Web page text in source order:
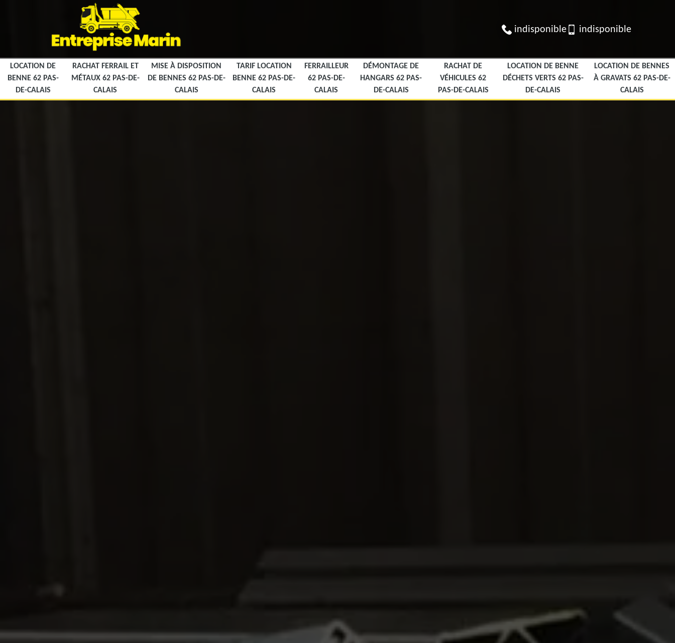
indisponible indisponible
LOCATION DE
BENNE 62 PAS-
DE-CALAIS
RACHAT FERRAIL ET
MÉTAUX 62 PAS-DE-
CALAIS
MISE À DISPOSITION
DE BENNES 62 PAS-DE-
CALAIS
TARIF LOCATION
BENNE 62 PAS-DE-
CALAIS
FERRAILLEUR
62 PAS-DE-
CALAIS
DÉMONTAGE DE
HANGARS 62 PAS-
DE-CALAIS
RACHAT DE
VÉHICULES 62
PAS-DE-CALAIS
LOCATION DE BENNE
DÉCHETS VERTS 62 PAS-
DE-CALAIS
LOCATION DE BENNES
À GRAVATS 62 PAS-DE-
CALAIS